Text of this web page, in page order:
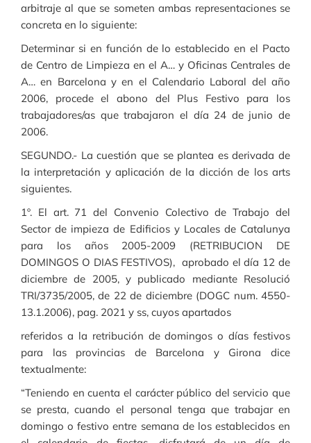
arbitraje al que se someten ambas representaciones se
concreta en lo siguiente:
Determinar si en función de lo establecido en el Pacto
de Centro de Limpieza en el A… y Oficinas Centrales de
A… en Barcelona y en el Calendario Laboral del año
2006, procede el abono del Plus Festivo para los
trabajadores/as que trabajaron el día 24 de junio de
2006.
SEGUNDO.- La cuestión que se plantea es derivada de
la interpretación y aplicación de la dicción de los arts
siguientes.
1º. El art. 71 del Convenio Colectivo de Trabajo del
Sector de impieza de Edificios y Locales de Catalunya
para los años 2005-2009 (RETRIBUCION DE
DOMINGOS O DIAS FESTIVOS), aprobado el día 12 de
diciembre de 2005, y publicado mediante Resolució
TRI/3735/2005, de 22 de diciembre (DOGC num. 4550-
13.1.2006), pag. 2021 y ss, cuyos apartados
referidos a la retribución de domingos o días festivos
para las provincias de Barcelona y Girona dice
textualmente:
“Teniendo en cuenta el carácter público del servicio que
se presta, cuando el personal tenga que trabajar en
domingo o festivo entre semana de los establecidos en